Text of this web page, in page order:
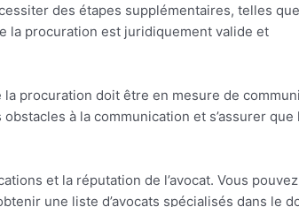
des étapes supplémentaires, telles
la procuration est juridiquement valide et
procuration doit être en mesure de
à la communication et s’assurer que
et la réputation de l’avocat. Vous pouvez
une liste d’avocats spécialisés dans le